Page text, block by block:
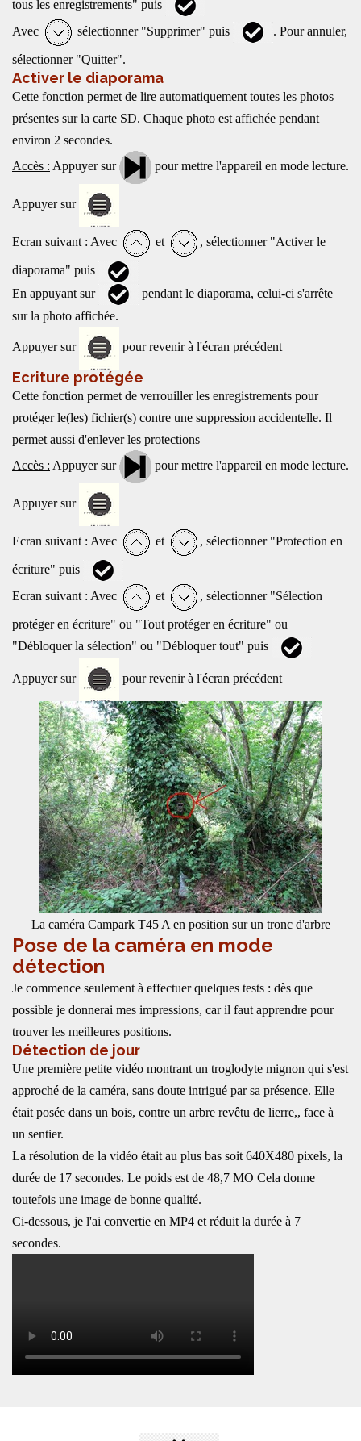
tous les enregistrements" puis
Avec
sélectionner "Supprimer" puis . Pour annuler,
sélectionner "Quitter".
Activer le diaporama
Cette fonction permet de lire automatiquement toutes les photos
présentes sur la carte SD. Chaque photo est affichée pendant
environ 2 secondes.
Accès : Appuyer sur pour mettre l'appareil en mode lecture.
Appuyer sur
Ecran suivant : Avec et , sélectionner "Activer le
diaporama" puis
En appuyant sur
pendant le diaporama, celui-ci s'arrête
sur la photo affichée.
Appuyer sur pour revenir à l'écran précédent
Ecriture protégée
Cette fonction permet de verrouiller les enregistrements pour
protéger le(les) fichier(s) contre une suppression accidentelle. Il
permet aussi d'enlever les protections
Accès : Appuyer sur pour mettre l'appareil en mode lecture.
Appuyer sur
Ecran suivant : Avec et , sélectionner "Protection en
écriture" puis
Ecran suivant : Avec
et , sélectionner "Sélection
protéger en écriture" ou "Tout protéger en écriture" ou
"Débloquer la sélection" ou "Débloquer tout" puis
Appuyer sur pour revenir à l'écran précédent
La caméra Campark T45 A en position sur un tronc d'arbre
Pose de la caméra en mode
détection
Je commence seulement à effectuer quelques tests : dès que
possible je donnerai mes impressions, car il faut apprendre pour
trouver les meilleures positions.
Détection de jour
Une première petite vidéo montrant un troglodyte mignon qui s'est
approché de la caméra, sans doute intrigué par sa présence. Elle
était posée dans un bois, contre un arbre revêtu de lierre,, face à
un sentier.
La résolution de la vidéo était au plus bas soit 640X480 pixels, la
durée de 17 secondes. Le poids est de 48,7 MO Cela donne
toutefois une image de bonne qualité.
Ci-dessous, je l'ai convertie en MP4 et réduit la durée à 7
secondes.